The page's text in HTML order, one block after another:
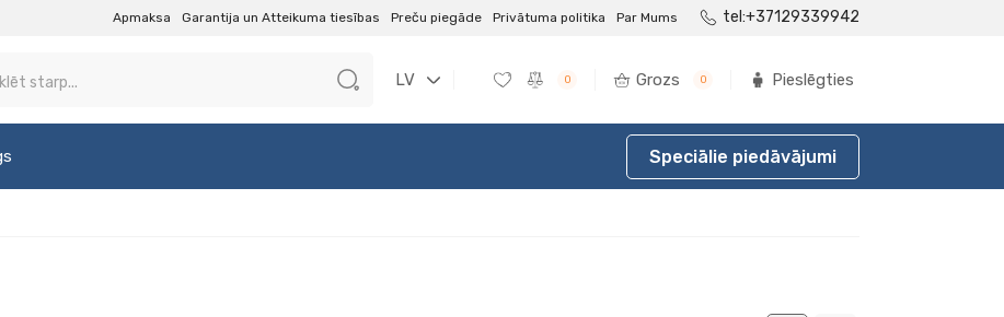
Apmaksa Garantija un Atteikuma tiesības Preču piegāde Privātuma politika Par Mums tel:+37129339942
LV 0 Grozs 0 Pieslēgties
Speciālie piedāvājumi